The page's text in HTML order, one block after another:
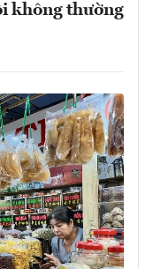
không thường